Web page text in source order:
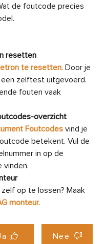
de foutcode precies
resetten
te resetten. Door je
zelftest uitgevoerd.
fouten vaak
overzicht
Foutcodes vind je
betekent. Vul de
in op de
op te lossen? Maak
monteur.
Nee